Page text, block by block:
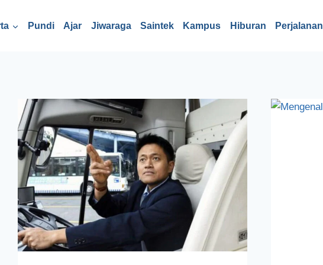
Pundi Ajar Jiwaraga Saintek Kampus Hiburan Perjalanan